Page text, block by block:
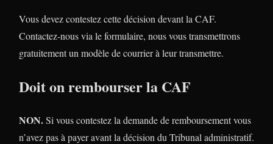
Vous devez contestez cette décision devant la CAF.
Contactez-nous via le formulaire, nous vous transmettrons
gratuitement un modèle de courrier à leur transmettre.
Doit on rembourser la CAF
NON.Si vous contestez la demande de remboursement vous
n’avez pas à payer avant la décision du Tribunal administratif.